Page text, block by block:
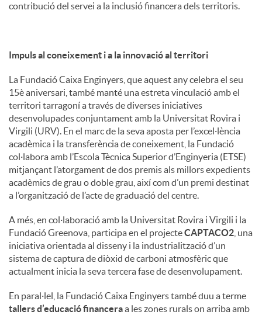
contribució del servei a la inclusió financera dels territoris.
Impuls al coneixement i a la innovació al territori
La Fundació Caixa Enginyers, que aquest any celebra el seu
15è aniversari, també manté una estreta vinculació amb el
territori tarragoní a través de diverses iniciatives
desenvolupades conjuntament amb la Universitat Rovira i
Virgili (URV). En el marc de la seva aposta per l’excel·lència
acadèmica i la transferència de coneixement, la Fundació
col·labora amb l’Escola Tècnica Superior d’Enginyeria (ETSE)
mitjançant l’atorgament de dos premis als millors expedients
acadèmics de grau o doble grau, així com d’un premi destinat
a l’organització de l’acte de graduació del centre.
A més, en col·laboració amb la Universitat Rovira i Virgili i la
Fundació Greenova, participa en el projecteCAPTACO2 , una
iniciativa orientada al disseny i la industrialització d’un
sistema de captura de diòxid de carboni atmosfèric que
actualment inicia la seva tercera fase de desenvolupament.
En paral·lel, la Fundació Caixa Enginyers també duu a terme
tallers d’educació financeraa les zones rurals on arriba amb